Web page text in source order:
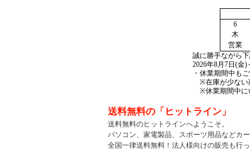
6
木
営業
誠に勝手ながら
2026年8月7日(金)
・休業期間中も
※在庫が少ない
※休業期間中に
送料無料の「ヒットライン」
送料無料のヒットラインへようこそ。
パソコン、家電製品、 スポーツ用品などカ
全国一律送料無料！法人様向けの販売も行っ